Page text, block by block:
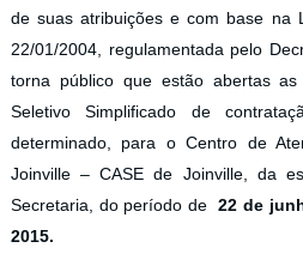
de suas atribuições e com base na
22/01/2004, regulamentada pelo
torna público que estão abertas
Seletivo Simplificado de
determinado, para o Centro de
Joinville – CASE de Joinville, da
Secretaria, do período de22 de
2015.